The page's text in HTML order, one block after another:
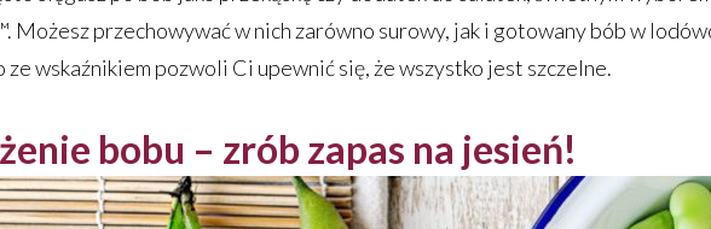
Możesz przechowywać w nich zarówno surowy, jak i gotowany bób w
ze wskaźnikiem pozwoli Ci upewnić się, że wszystko jest szczelne.
bobu – zrób zapas na jesień!